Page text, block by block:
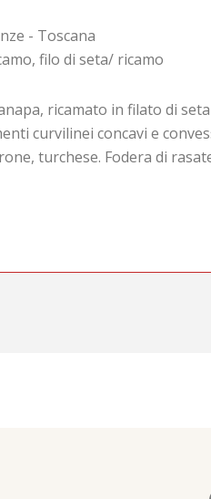
- Toscana
filo di seta/ ricamo
ricamato in filato di
curvilinei concavi e
turchese. Fodera di